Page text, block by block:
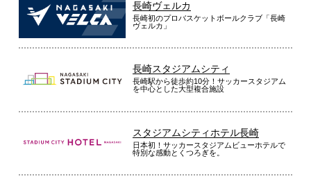
長崎ヴェルカ
長崎初のプロバスケットボールクラブ「長崎
ヴェルカ」
長崎スタジアムシティ
長崎駅から徒歩約10分！サッカースタジアム
を中心とした大型複合施設
スタジアムシティホテル長崎
日本初！サッカースタジアムビューホテルで
特別な感動とくつろぎを。